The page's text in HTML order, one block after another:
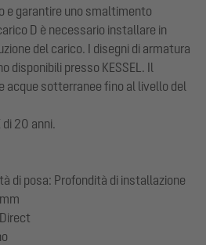
e garantire uno smaltimento
D è necessario installare in
del carico. I disegni di armatura
disponibili presso KESSEL. Il
acque sotterranee fino al livello del
di 20 anni.
di posa: Profondità di installazione